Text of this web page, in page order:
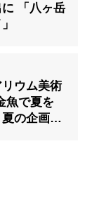
「八ヶ岳
リウム美術
魚で夏を
の企画